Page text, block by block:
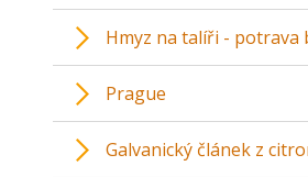
Hmyz na talíři - potrava
Prague
Galvanický článek z